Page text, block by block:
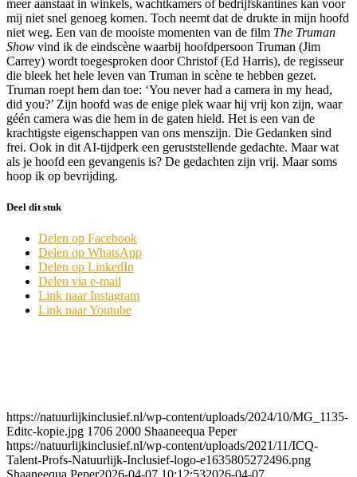
meer aanstaat in winkels, wachtkamers of bedrijfskantines kan voor
mij niet snel genoeg komen. Toch neemt dat de drukte in mijn hoofd
niet weg. Een van de mooiste momenten van de film The Truman
Show vind ik de eindscène waarbij hoofdpersoon Truman (Jim
Carrey) wordt toegesproken door Christof (Ed Harris), de regisseur
die bleek het hele leven van Truman in scène te hebben gezet.
Truman roept hem dan toe: ‘You never had a camera in my head,
did you?’ Zijn hoofd was de enige plek waar hij vrij kon zijn, waar
géén camera was die hem in de gaten hield. Het is een van de
krachtigste eigenschappen van ons menszijn. Die Gedanken sind
frei. Ook in dit AI-tijdperk een geruststellende gedachte. Maar wat
als je hoofd een gevangenis is? De gedachten zijn vrij. Maar soms
hoop ik op bevrijding.
Deel dit stuk
Delen op Facebook
Delen op WhatsApp
Delen op LinkedIn
Delen via e-mail
Link naar Instagram
Link naar Youtube
https://natuurlijkinclusief.nl/wp-content/uploads/2024/10/MG_1135-
Editc-kopie.jpg 1706 2000 Shaaneequa Peper
https://natuurlijkinclusief.nl/wp-content/uploads/2021/11/ICQ-
Talent-Profs-Natuurlijk-Inclusief-logo-e1635805272496.png